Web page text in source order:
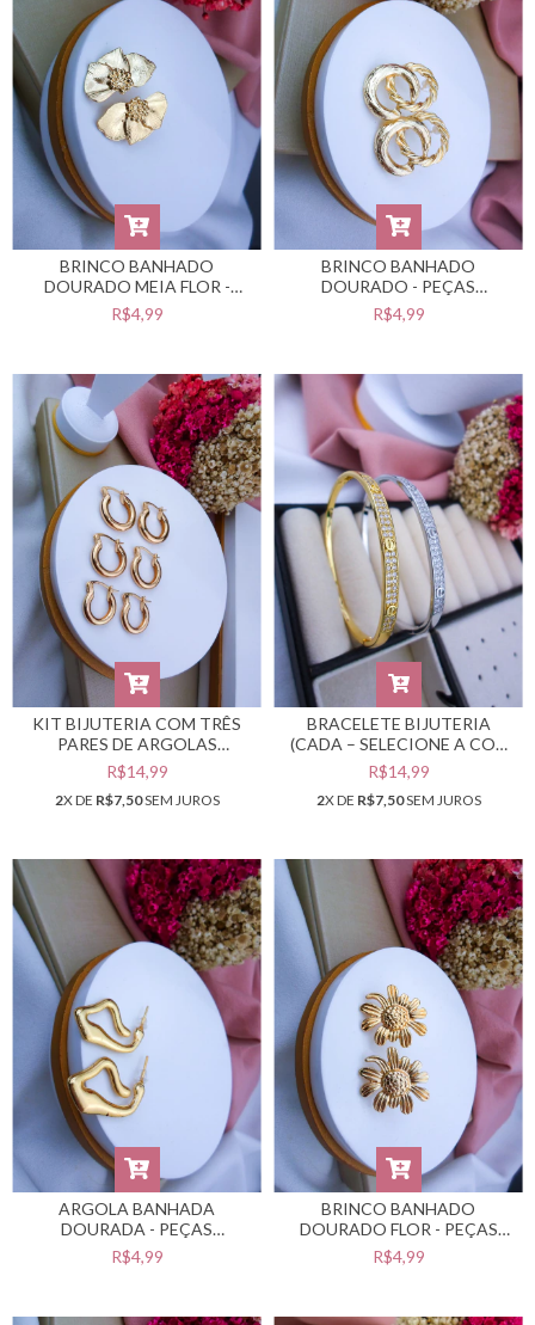
BRINCO BANHADO
DOURADO MEIA FLOR -
PEÇAS BANHADAS NO
VERNIZ CATAFORÉTICO -
R$4,99
BRINCO BANHADO
DOURADO - PEÇAS
BANHADAS NO VERNIZ
CATAFORÉTICO -
R$4,99
KIT BIJUTERIA COM TRÊS
PARES DE ARGOLAS
DOURADAS #B0103796
R$14,99
2X DE R$7,50SEM JUROS
BRACELETE BIJUTERIA
(CADA – SELECIONE A COR
DESEJADA) #PB0302011
R$14,99
2X DE R$7,50SEM JUROS
ARGOLA BANHADA
DOURADA - PEÇAS
BANHADAS NO VERNIZ
CATAFORÉTICO -
R$4,99
BRINCO BANHADO
DOURADO FLOR - PEÇAS
BANHADAS NO VERNIZ
CATAFORÉTICO -
R$4,99